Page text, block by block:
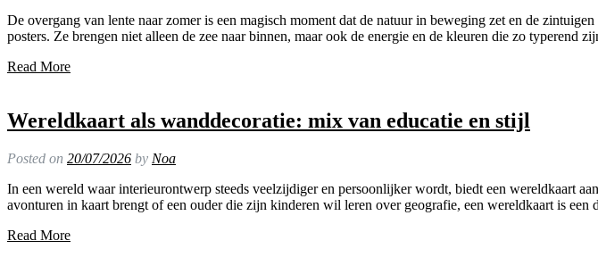
De overgang van lente naar zomer is een magisch moment dat de natuur in beweging zet en de
posters. Ze brengen niet alleen de zee naar binnen, maar ook de energie en de kleuren die zo typerend
Read More
Wereldkaart als wanddecoratie: mix van educatie en stijl
Posted on 20/07/2026 by Noa
In een wereld waar interieurontwerp steeds veelzijdiger en persoonlijker wordt, biedt een wereldkaart
avonturen in kaart brengt of een ouder die zijn kinderen wil leren over geografie, een wereldkaart is
Read More